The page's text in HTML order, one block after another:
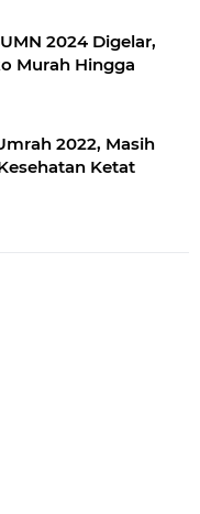
2024 Digelar,
Murah Hingga
2022, Masih
Ketat